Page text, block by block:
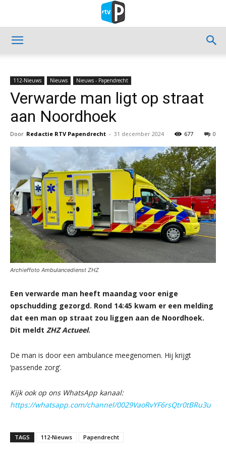
112-Nieuws Nieuws Nieuws - Papendrecht
Verwarde man ligt op straat
aan Noordhoek
Door Redactie RTV Papendrecht - 31 december 2024 0
677
Archieffoto Ambulancedienst ZHZ
Een verwarde man heeft maandag voor enige
opschudding gezorgd. Rond 14:45 kwam er een melding
dat een man op straat zou liggen aan de Noordhoek.
Dit meldt ZHZ Actueel.
De man is door een ambulance meegenomen. Hij krijgt
‘passende zorg’.
Kijk ook op ons WhatsApp kanaal:
https://whatsapp.com/channel/0029VaoRvYF6rsQtr0tBRu3u
TAGS 112-Nieuws Papendrecht